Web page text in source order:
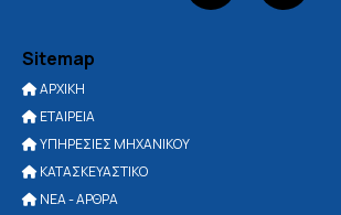
Sitemap
ΑΡΧΙΚΗ
 ΕΤΑΙΡΕΙΑ
ΥΠΗΡΕΣΙΕΣ ΜΗΧΑΝΙΚΟΥ
 ΚΑΤΑΣΚΕΥΑΣΤΙΚΟ
 ΝΕΑ - ΑΡΘΡΑ